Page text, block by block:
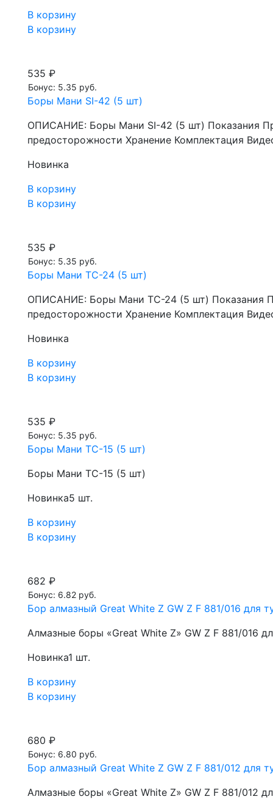
В корзину
В корзину
535 ₽
Бонус: 5.35 руб.
Боры Мани SI-42 (5 шт)
ОПИСАНИЕ: Боры Мани SI-42 (5 шт) Показания
предосторожности Хранение Комплектация
Новинка
В корзину
В корзину
535 ₽
Бонус: 5.35 руб.
Боры Мани TC-24 (5 шт)
ОПИСАНИЕ: Боры Мани TC-24 (5 шт) Показания
предосторожности Хранение Комплектация
Новинка
В корзину
В корзину
535 ₽
Бонус: 5.35 руб.
Боры Мани TC-15 (5 шт)
Боры Мани TC-15 (5 шт)
Новинка5 шт.
В корзину
В корзину
682 ₽
Бонус: 6.82 руб.
Бор алмазный Great White Z GW Z F 881/016 для
Алмазные боры «Great White Z» GW Z F 881/016
Новинка1 шт.
В корзину
В корзину
680 ₽
Бонус: 6.80 руб.
Бор алмазный Great White Z GW Z F 881/012 для
Алмазные боры «Great White Z» GW Z F 881/012